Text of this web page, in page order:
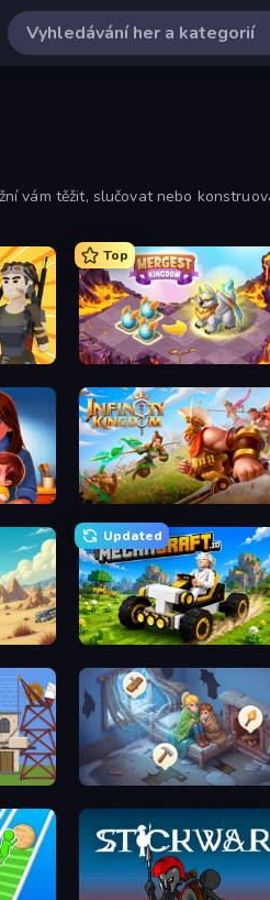
vám těžit, slučovat nebo
Top
Mergest Kingdom
Infinity Kingdom
Updated
Mechacraft.io
Merge Haven